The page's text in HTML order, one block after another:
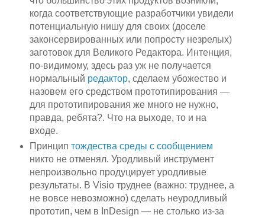
когда соответствующие разработчики увидели
потенциальную нишу для своих (доселе
законсервированных или попросту незрелых)
заготовок для Великого Редактора. Интенция,
по-видимому, здесь раз уж не получается
нормальный редактор, сделаем убожество и
назовем его средством прототипирования —
для прототипирования же много не нужно,
правда, ребята?. Что на выходе, то и на
входе.
Принцип тождества среды с сообщением
никто не отменял. Уродливый инструмент
непроизвольно продуцирует уродливые
результаты. В Visio труднее (важно: труднее, а
не вовсе невозможно) сделать неуродливый
прототип, чем в InDesign — не столько из-за